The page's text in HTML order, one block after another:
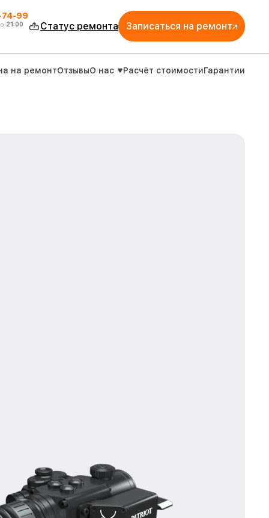
74-99
21:00 Статус ремонта Записаться на ремонт
на ремонтОтзывыО нас Расчёт стоимостиГарантии